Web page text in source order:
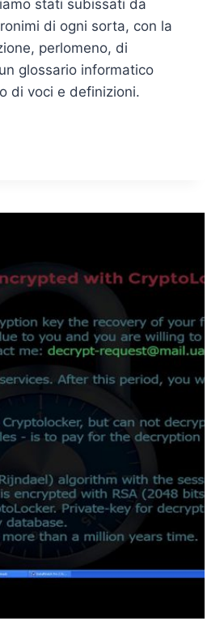
stati subissati da
di ogni sorta, con la
perlomeno, di
glossario informatico
di voci e definizioni.